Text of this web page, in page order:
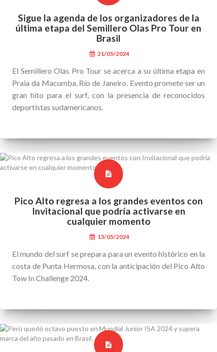
Sigue la agenda de los organizadores de la
última etapa del Semillero Olas Pro Tour en
Brasil
21/05/2024
El Semillero Olas Pro Tour se acerca a su última etapa en
Praia da Macumba, Río de Janeiro. Evento promete ser un
gran hito para el surf, con la presencia de reconocidos
deportistas sudamericanos.
Pico Alto regresa a los grandes eventos con
Invitacional que podría activarse en
cualquier momento
13/05/2024
El mundo del surf se prepara para un evento histórico en la
costa de Punta Hermosa, con la anticipación del Pico Alto
Tow In Challenge 2024.